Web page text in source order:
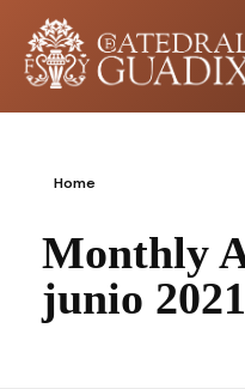
Home
Monthly
junio 2021